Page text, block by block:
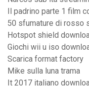
Il padrino parte 1 film
50 sfumature di rosso
Hotspot shield
Giochi wii u iso
Scarica format factory
Mike sulla luna trama
It 2017 italiano